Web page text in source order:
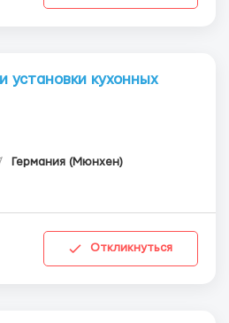
установки кухонных
Германия (Мюнхен)
Откликнуться